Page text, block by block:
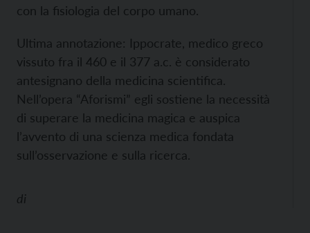
con la fisiologia del corpo umano.
Ultima annotazione: Ippocrate, medico greco
vissuto fra il 460 e il 377 a.c. è considerato
antesignano della medicina scientifica.
Nell’opera “Aforismi” egli sostiene la necessità
di superare la medicina magica e auspica
l’avvento di una scienza medica fondata
sull’osservazione e sulla ricerca.
di